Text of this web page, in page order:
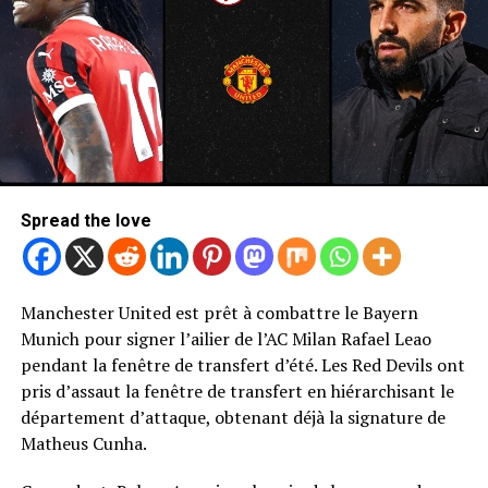
Photo de Mark Leech / Offside / Offside via Getty Images
Newcastle United Retour de Bryan
Mbeumo
Spread the love
Manchester United est prêt à combattre le Bayern
Munich pour signer l’ailier de l’AC Milan Rafael Leao
pendant la fenêtre de transfert d’été. Les Red Devils ont
pris d’assaut la fenêtre de transfert en hiérarchisant le
département d’attaque, obtenant déjà la signature de
Matheus Cunha.